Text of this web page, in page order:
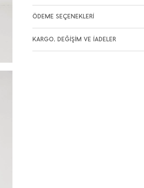
ÖDEME SEÇENEKLERİ
KARGO, DEĞİŞİM VE İADELER